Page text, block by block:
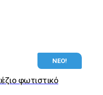
ΝΕΟ!
φωτιστικό